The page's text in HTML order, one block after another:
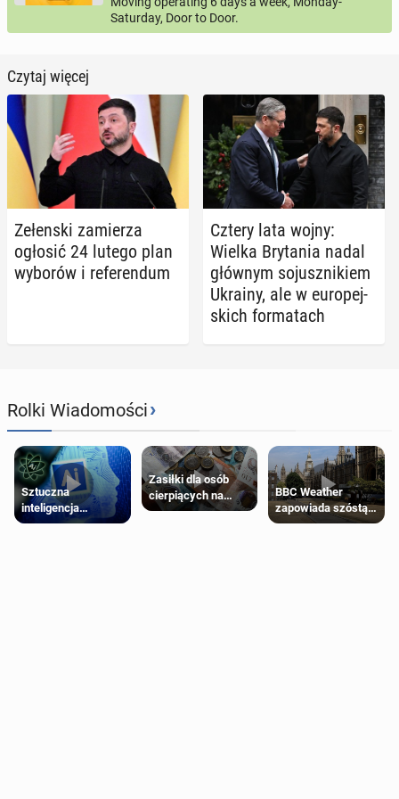
Saturday, Door to Door.
Czytaj więcej
Ze­łen­ski za­mie­rza
ogłosić 24 lutego plan
wyborów i re­fe­ren­dum
Cztery lata wojny:
Wielka Bry­ta­nia nadal
głównym so­jusz­ni­kiem
Ukrainy, ale w eu­ro­pej­
skich for­ma­tach
Rolki Wiadomości›
Sztuczna
inteligencja
próbowała oszukać
Zasiłki dla osób
cierpiących na
schorzenia
BBC Weather
zapowiada szóstą
falę upałów w